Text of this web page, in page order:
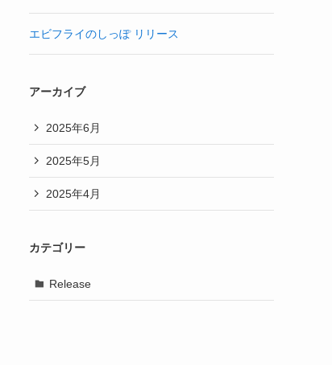
エビフライのしっぽ リリース
アーカイブ
2025年6月
2025年5月
2025年4月
カテゴリー
Release